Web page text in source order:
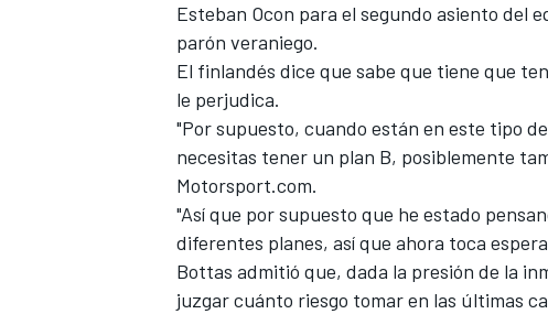
Esteban Ocon para el segundo asiento del
parón veraniego.
El finlandés dice que sabe que tiene que
le perjudica.
"Por supuesto, cuando están en este tipo
necesitas tener un plan B, posiblemente
Motorsport.com.
"Así que por supuesto que he estado
diferentes planes, así que ahora toca
Bottas admitió que, dada la presión de la
juzgar cuánto riesgo tomar en las últimas